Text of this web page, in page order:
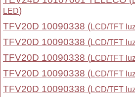
LED)
TFV20D 10090338 (LCD/TFT
TFV20D 10090338 (LCD/TFT
TFV20D 10090338 (LCD/TFT
TFV20D 10090338 (LCD/TFT
TFV20D 10090338 (LCD/TFT